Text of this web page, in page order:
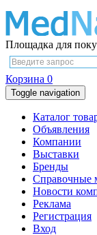
Площадка для
Корзина 0
Toggle navigation
Каталог
Объявления
Компании
Выставки
Бренды
Справочные
Новости
Реклама
Регистрация
Вход